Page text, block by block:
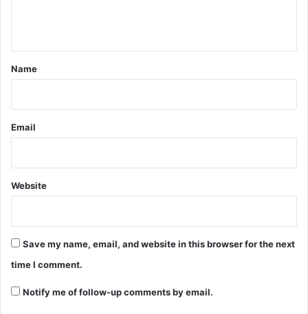
*
Name
Email
Website
Save my name, email, and website in this browser for the next
time I comment.
Notify me of follow-up comments by email.